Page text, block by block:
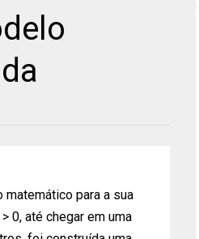
matemático para a sua
0, até chegar em uma